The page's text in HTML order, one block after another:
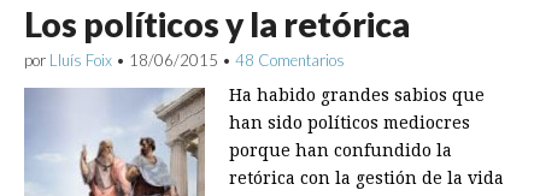
Los políticos y la retórica
por Lluís Foix • 18/06/2015 • 48 Comentarios
Ha habido grandes sabios que
han sido políticos mediocres
porque han confundido la
retórica con la gestión de la vida